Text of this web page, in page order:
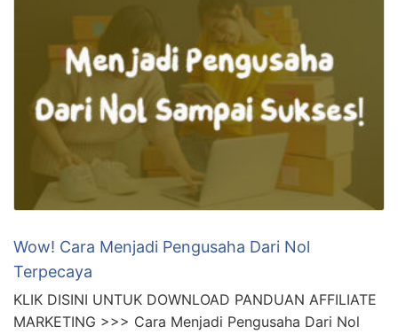
Wow! Cara Menjadi Pengusaha Dari Nol
Terpecaya
KLIK DISINI UNTUK DOWNLOAD PANDUAN AFFILIATE
MARKETING >>> Cara Menjadi Pengusaha Dari Nol